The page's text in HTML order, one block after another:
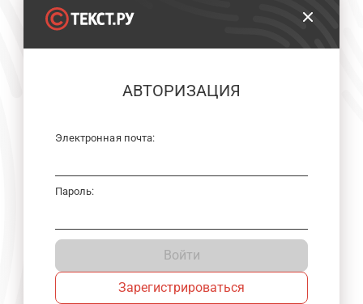
АВТОРИЗАЦИЯ
Электронная почта:
Пароль:
Войти
Зарегистрироваться